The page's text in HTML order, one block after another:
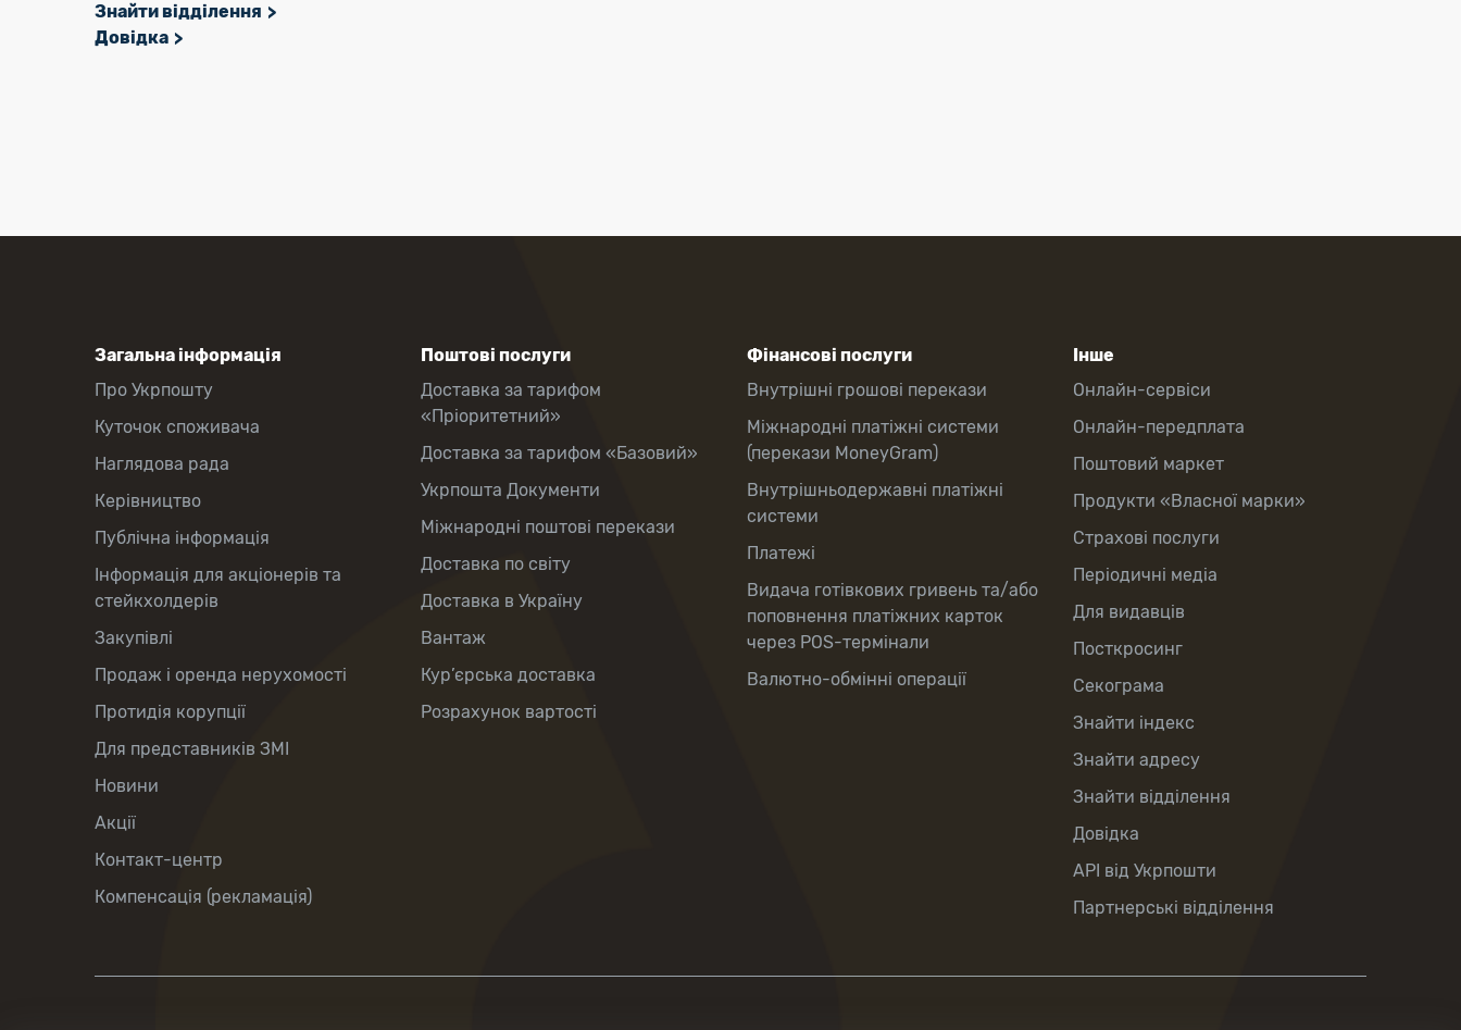
Знайти відділення
Довідка
Загальна інформація
Про Укрпошту
Куточок споживача
Наглядова рада
Керівництво
Публічна інформація
Інформація для акціонерів та
стейкхолдерів
Закупівлі
Продаж і оренда нерухомості
Протидія корупції
Для представників ЗМІ
Новини
Акції
Контакт-центр
Компенсація (рекламація)
Поштові послуги
Доставка за тарифом
«Пріоритетний»
Доставка за тарифом «Базовий»
Укрпошта Документи
Міжнародні поштові перекази
Доставка по світу
Доставка в Україну
Вантаж
Кур’єрська доставка
Розрахунок вартості
Фінансові послуги
Внутрішні грошові перекази
Міжнародні платіжні системи
(перекази MoneyGram)
Внутрішньодержавні платіжні
системи
Платежі
Видача готівкових гривень та/або
поповнення платіжних карток
через POS-термінали
Валютно-обмінні операції
Інше
Онлайн-сервіси
Онлайн-передплата
Поштовий маркет
Продукти «Власної марки»
Страхові послуги
Періодичні медіа
Для видавців
Посткросинг
Секограма
Знайти індекс
Знайти адресу
Знайти відділення
Довідка
API від Укрпошти
Партнерські відділення